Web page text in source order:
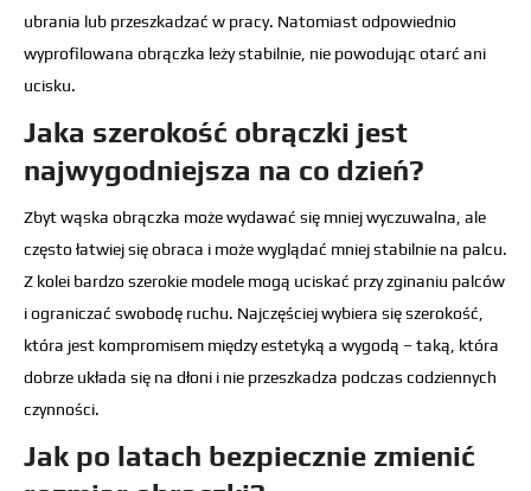
ubrania lub przeszkadzać w pracy. Natomiast odpowiednio
wyprofilowana obrączka leży stabilnie, nie powodując otarć ani
ucisku.
Jaka szerokość obrączki jest
najwygodniejsza na co dzień?
Zbyt wąska obrączka może wydawać się mniej wyczuwalna, ale
często łatwiej się obraca i może wyglądać mniej stabilnie na palcu.
Z kolei bardzo szerokie modele mogą uciskać przy zginaniu palców
i ograniczać swobodę ruchu. Najczęściej wybiera się szerokość,
która jest kompromisem między estetyką a wygodą – taką, która
dobrze układa się na dłoni i nie przeszkadza podczas codziennych
czynności.
Jak po latach bezpiecznie zmienić